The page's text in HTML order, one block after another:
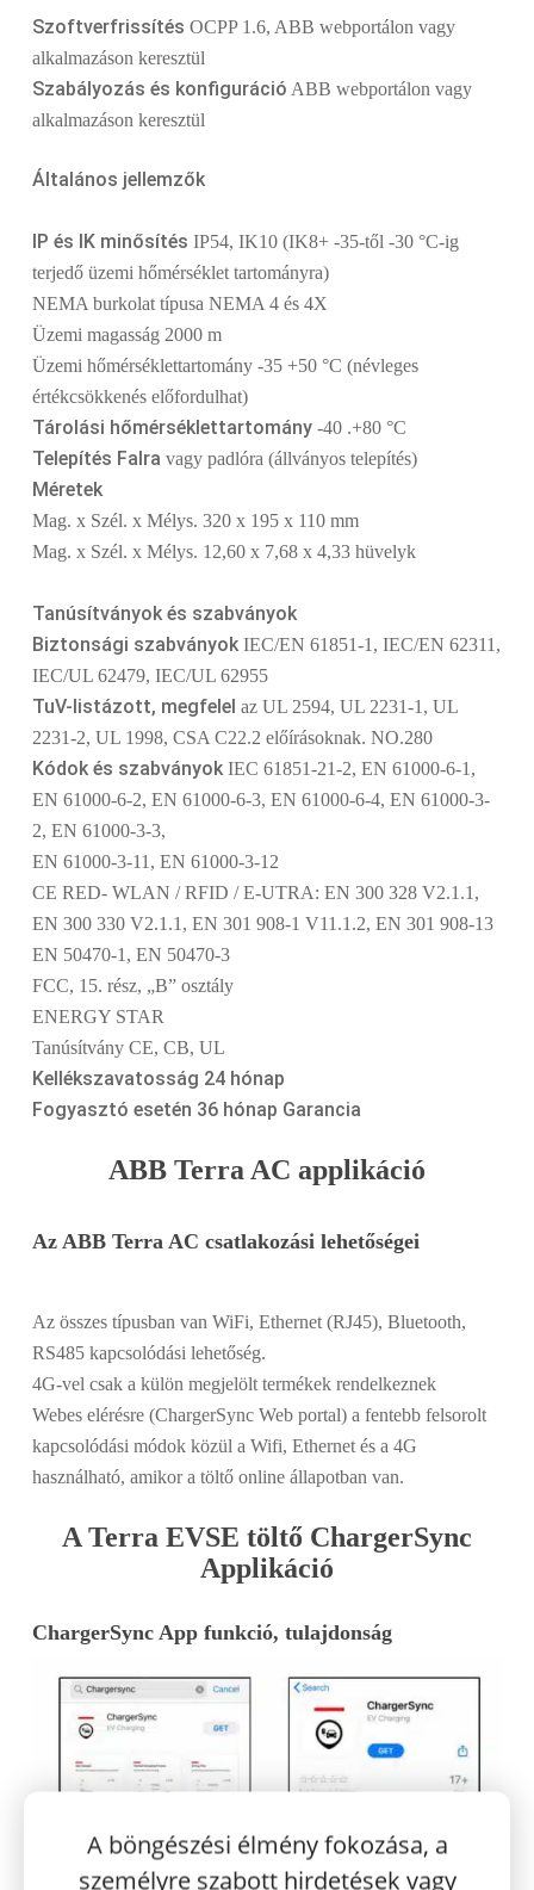
A böngészési élmény fokozása, a
személyre szabott hirdetések vagy
Szoftverfrissítés OCPP 1.6, ABB webportálon vagy
alkalmazáson keresztül
Szabályozás és konfiguráció ABB webportálon vagy
alkalmazáson keresztül
Általános jellemzők
IP és IK minősítés IP54, IK10 (IK8+ -35-től -30 °C-ig
terjedő üzemi hőmérséklet tartományra)
NEMA burkolat típusa NEMA 4 és 4X
Üzemi magasság 2000 m
Üzemi hőmérséklettartomány -35 +50 °C (névleges
értékcsökkenés előfordulhat)
Tárolási hőmérséklettartomány -40 .+80 °C
Telepítés Falra vagy padlóra (állványos telepítés)
Méretek
Mag. x Szél. x Mélys. 320 x 195 x 110 mm
Mag. x Szél. x Mélys. 12,60 x 7,68 x 4,33 hüvelyk
Tanúsítványok és szabványok
Biztonsági szabványok IEC/EN 61851-1, IEC/EN 62311,
IEC/UL 62479, IEC/UL 62955
TuV-listázott, megfelel az UL 2594, UL 2231-1, UL
2231-2, UL 1998, CSA C22.2 előírásoknak. NO.280
Kódok és szabványok IEC 61851-21-2, EN 61000-6-1,
EN 61000-6-2, EN 61000-6-3, EN 61000-6-4, EN 61000-3-
2, EN 61000-3-3,
EN 61000-3-11, EN 61000-3-12
CE RED- WLAN / RFID / E-UTRA: EN 300 328 V2.1.1,
EN 300 330 V2.1.1, EN 301 908-1 V11.1.2, EN 301 908-13
EN 50470-1, EN 50470-3
FCC, 15. rész, „B” osztály
ENERGY STAR
Tanúsítvány CE, CB, UL
Kellékszavatosság 24 hónap
Fogyasztó esetén 36 hónap Garancia
ABB Terra AC applikáció
Az ABB Terra AC csatlakozási lehetőségei
Az összes típusban van WiFi, Ethernet (RJ45), Bluetooth,
RS485 kapcsolódási lehetőség.
4G-vel csak a külön megjelölt termékek rendelkeznek
Webes elérésre (ChargerSync Web portal) a fentebb felsorolt
kapcsolódási módok közül a Wifi, Ethernet és a 4G
használható, amikor a töltő online állapotban van.
A Terra EVSE töltő ChargerSync
Applikáció
ChargerSync App funkció, tulajdonság